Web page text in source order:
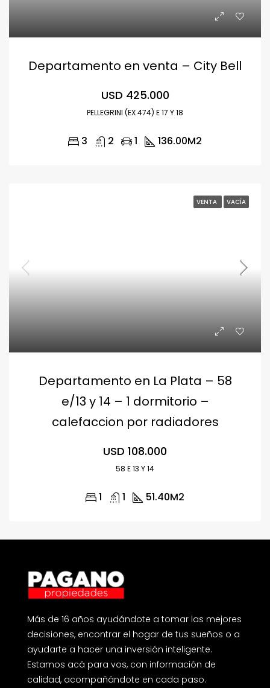
Departamento en venta – City Bell
USD 425.000
PELLEGRINI (EX 474) E 17 Y 18
3 2 1 136.00M2
VENTA VACÍA
Departamento en La Plata – 58
e/13 y 14 – 1 dormitorio –
calefaccion por radiadores
USD 108.000
58 E 13 Y 14
1 1 51.40M2
Más de 16 años ayudándote a tomar las mejores
decisiones, encontrar el hogar de tus sueños o a
ayudarte a hacer una inversión inteligente.
Estamos acá para vos, con información de
calidad, acompañándote en cada paso.